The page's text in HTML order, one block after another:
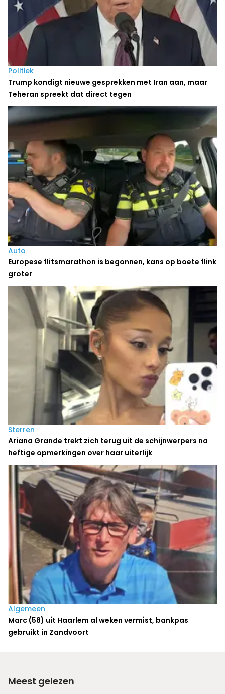
Politiek
Trump kondigt nieuwe gesprekken met Iran aan, maar
Teheran spreekt dat direct tegen
Auto
Europese flitsmarathon is begonnen, kans op boete flink
groter
Sterren
Ariana Grande trekt zich terug uit de schijnwerpers na
heftige opmerkingen over haar uiterlijk
Algemeen
Marc (58) uit Haarlem al weken vermist, bankpas
gebruikt in Zandvoort
Meest gelezen